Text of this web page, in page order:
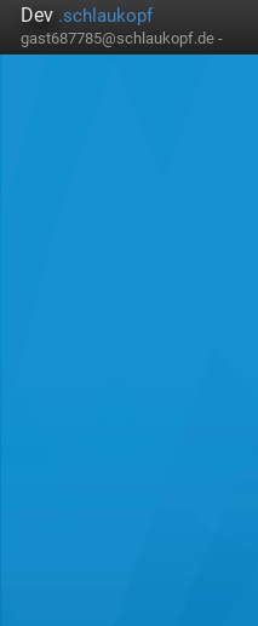
Dev .schlaukopf
gast687785@schlaukopf.de -